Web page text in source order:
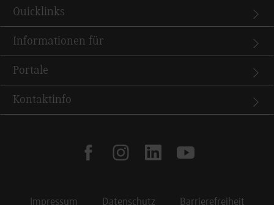
Quicklinks
Informationen für
Portale
Kontaktinfo
facebookinstagramlinkedin youtube